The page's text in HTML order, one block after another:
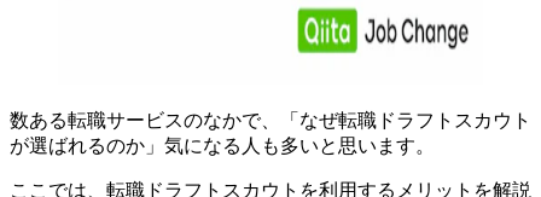
数ある転職サービスのなかで、「なぜ転職ドラフトスカウト
が選ばれるのか」気になる人も多いと思います。
ここでは、転職ドラフトスカウトを利用するメリットを解説